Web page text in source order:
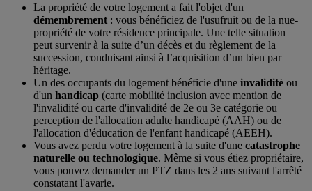
La propriété de votre logement a fait l'objet d'un
démembrement : vous bénéficiez de l'usufruit ou de la nue-
propriété de votre résidence principale. Une telle situation
peut survenir à la suite d’un décès et du règlement de la
succession, conduisant ainsi à l’acquisition d’un bien par
héritage.
Un des occupants du logement bénéficie d'une invalidité ou
d'un handicap (carte mobilité inclusion avec mention de
l'invalidité ou carte d'invalidité de 2e ou 3e catégorie ou
perception de l'allocation adulte handicapé (AAH) ou de
l'allocation d'éducation de l'enfant handicapé (AEEH).
Vous avez perdu votre logement à la suite d'une catastrophe
naturelle ou technologique. Même si vous étiez propriétaire,
vous pouvez demander un PTZ dans les 2 ans suivant l'arrêté
constatant l'avarie.